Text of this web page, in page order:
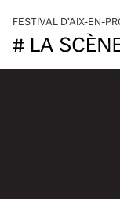
FESTIVAL D’AIX-EN-